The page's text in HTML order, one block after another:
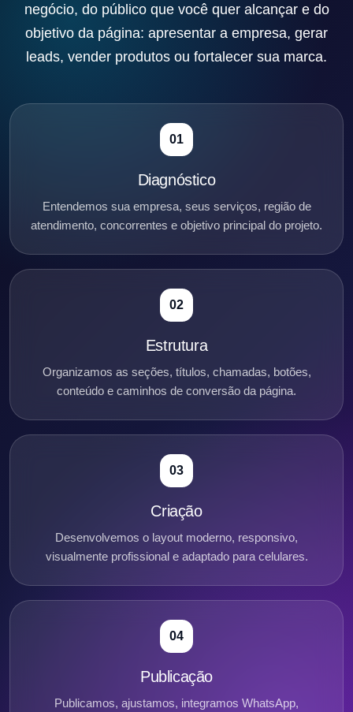
negócio, do público que você quer alcançar e do
objetivo da página: apresentar a empresa, gerar
leads, vender produtos ou fortalecer sua marca.
01
Diagnóstico
Entendemos sua empresa, seus serviços, região de
atendimento, concorrentes e objetivo principal do projeto.
02
Estrutura
Organizamos as seções, títulos, chamadas, botões,
conteúdo e caminhos de conversão da página.
03
Criação
Desenvolvemos o layout moderno, responsivo,
visualmente profissional e adaptado para celulares.
04
Publicação
Publicamos, ajustamos, integramos WhatsApp,